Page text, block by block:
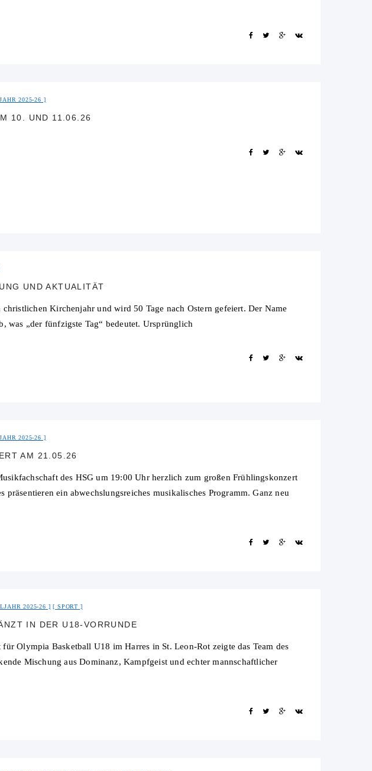
2025-26
10. UND 11.06.26
UND AKTUALITÄT
Kirchenjahr und wird 50 Tage nach Ostern gefeiert. Der Name
was „der fünfzigste Tag“ bedeutet. Ursprünglich
2025-26
AM 21.05.26
des HSG um 19:00 Uhr herzlich zum großen Frühlingskonzert
präsentieren ein abwechslungsreiches musikalisches Programm. Ganz neu
2025-26 SPORT
IN DER U18-VORRUNDE
Olympia Basketball U18 im Harres in St. Leon-Rot zeigte das Team des
Mischung aus Dominanz, Kampfgeist und echter mannschaftlicher